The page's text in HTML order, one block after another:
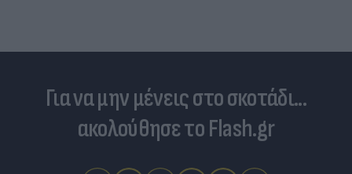
Για να μην μένεις στο σκοτάδι...
ακολούθησε το Flash.gr